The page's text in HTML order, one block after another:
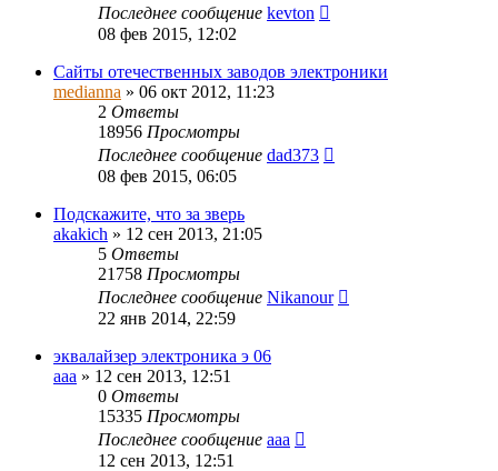
Последнее сообщение kevton
08 фев 2015, 12:02
Сайты отечественных заводов электроники
medianna » 06 окт 2012, 11:23
2 Ответы
18956 Просмотры
Последнее сообщение dad373
08 фев 2015, 06:05
Подскажите, что за зверь
akakich » 12 сен 2013, 21:05
5 Ответы
21758 Просмотры
Последнее сообщение Nikanour
22 янв 2014, 22:59
эквалайзер электроника э 06
ааа » 12 сен 2013, 12:51
0 Ответы
15335 Просмотры
Последнее сообщение ааа
12 сен 2013, 12:51